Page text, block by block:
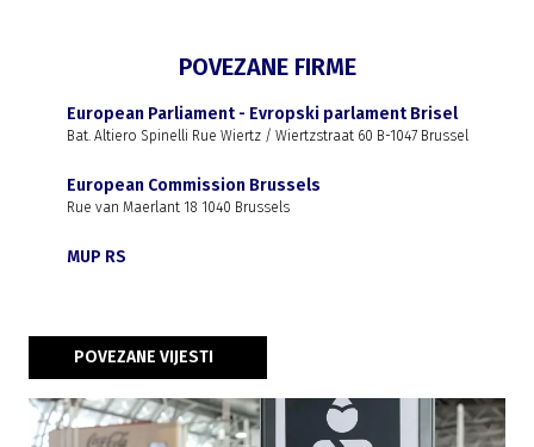
POVEZANE FIRME
European Parliament - Evropski parlament Brisel
Bat. Altiero Spinelli Rue Wiertz / Wiertzstraat 60 B-1047 Brussel
European Commission Brussels
Rue van Maerlant 18 1040 Brussels
MUP RS
POVEZANE VIJESTI